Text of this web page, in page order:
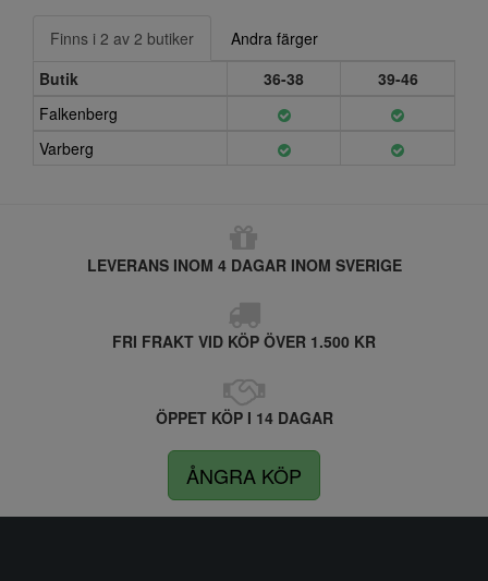
Finns i 2 av 2 butiker
Andra färger
Butik
36-38
39-46
Falkenberg
Varberg
LEVERANS INOM 4 DAGAR INOM SVERIGE
FRI FRAKT VID KÖP ÖVER 1.500 KR
ÖPPET KÖP I 14 DAGAR
ÅNGRA KÖP